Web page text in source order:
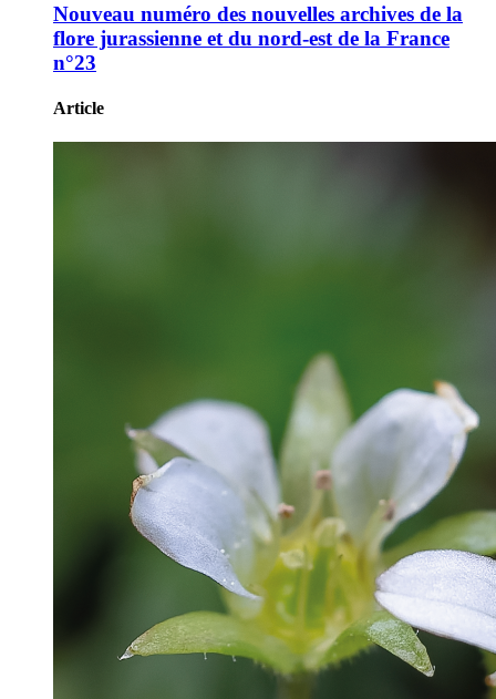
Nouveau numéro des nouvelles archives de la
flore jurassienne et du nord-est de la France
n°23
Article